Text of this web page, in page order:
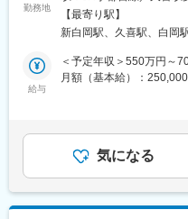
を完備（使用機材は国家
・高い専門知識と徹底し
・取引先は研究機関や大
・創業約50年/景気影響
・リフレッシュ休暇・祝
・会員制リゾートホテル
・団体総合傷害保険・団
・慶弔休暇・見舞金あり
ため、新たに営業職を募
■業務内容：海外の市場
を行います。
《具体的には》
・顧客からの情報収集を
・商品やサービスのプレ
・自社内の開発/製造部
勤務地
更の範囲：会社の定める
【最寄り駅】
新白岡駅、久喜駅、白岡
給与
＜予定年収＞550万円～
月額（基本給）：
■賞与:実績に応じて
か月)※海外営業で時間帯
った際には申告頂き、そ
たします。賃金はあくま
下する可能性があります
気になる